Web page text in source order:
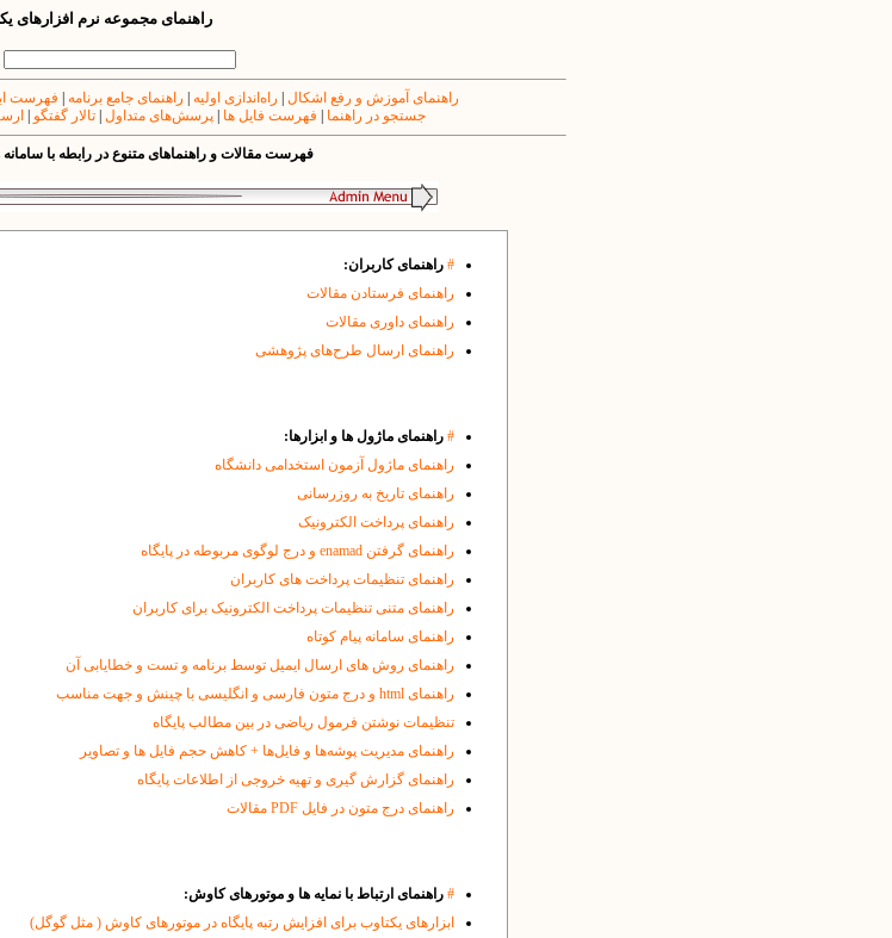
راهنمای مجموعه نرم افزارهای
راهنمای آموزش و رفع اشکال راه‌اندازی اولیه راهنمای جامع برنامه فهرست
جستجو در راهنما
فهرست فایل ها پرسش‌های متداول تالار گفتگو
فهرست مقالات و راهنماهای متنوع در رابطه با
# راهنمای کاربران:
راهنمای فرستادن مقالات
راهنمای داوری مقالات
راهنمای ارسال طرح‌های پژوهشی
# راهنمای ماژول ها و ابزارها:
راهنمای ماژول آزمون استخدامی دانشگاه
راهنمای تاریخ به روزرسانی
راهنمای پرداخت الکترونیک
راهنمای گرفتن enamad و درج لوگوی مربوطه در پایگاه
راهنمای تنظیمات پرداخت های کاربران
راهنمای متنی تنظیمات پرداخت الکترونیک برای کاربران
راهنمای سامانه پیام کوتاه
راهنمای روش های ارسال ایمیل توسط برنامه و تست و خطایابی آن
راهنمای html و درج متون فارسی و انگلیسی با چینش و جهت مناسب
تنظیمات نوشتن فرمول ریاضی در بین مطالب پایگاه
راهنمای مدیریت پوشه‌ها و فایل‌ها + کاهش حجم فایل ها و تصاویر
راهنمای گزارش گیری و تهیه خروجی از اطلاعات پایگاه
راهنمای درج متون در فایل PDF مقالات
# راهنمای ارتباط با نمایه ها و موتورهای کاوش:
ابزارهای یکتاوب برای افزایش رتبه پایگاه در موتورهای کاوش ( مثل گوگل)‌